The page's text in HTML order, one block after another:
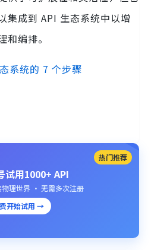
集成到 API 生态系统中以增
编排。
系统的 7 个步骤
热门推荐
试用1000+ API
物理世界 · 无需多次注册
开始试用 →